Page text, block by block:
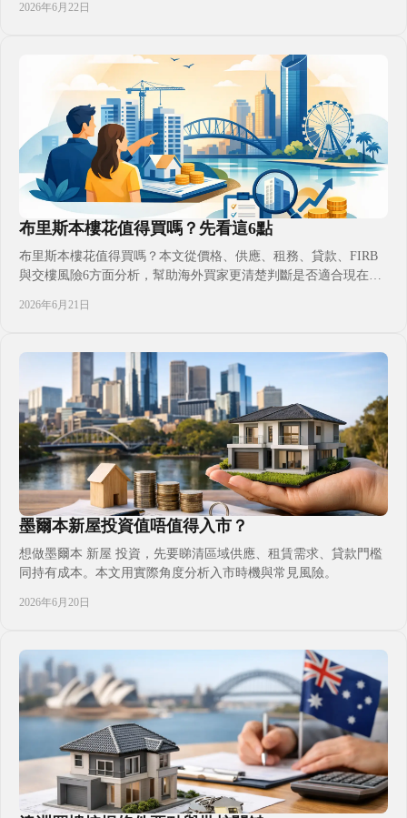
2026年6月22日
布里斯本樓花值得買嗎？先看這6點
布里斯本樓花值得買嗎？本文從價格、供應、租務、貸款、FIRB
與交樓風險6方面分析，幫助海外買家更清楚判斷是否適合現在入
2026年6月21日
墨爾本新屋投資值唔值得入市？
想做墨爾本 新屋 投資，先要睇清區域供應、租賃需求、貸款門檻
同持有成本。本文用實際角度分析入市時機與常見風險。
2026年6月20日